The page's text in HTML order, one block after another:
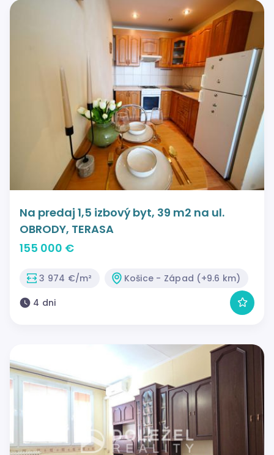
Na predaj 1,5 izbový byt, 39 m2 na ul.
OBRODY, TERASA
155 000 €
3 974 €/m²
Košice - Západ (+9.6 km)
4 dni